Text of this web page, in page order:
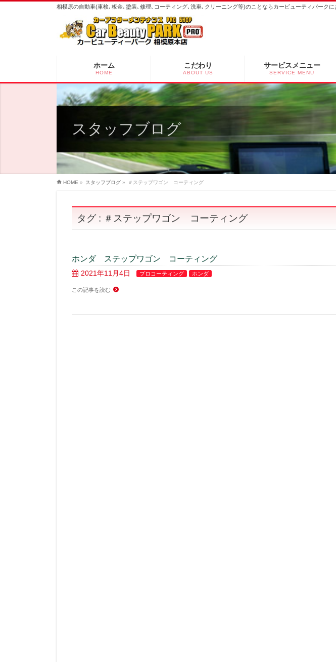
相模原の自動車(車検､板金､塗装､修理､コーティング､洗車､クリーニング等)のことならカービューティパークに
ホーム
HOME
こだわり
ABOUT US
サービスメニュー
SERVICE MENU
スタッフブログ
HOME » スタッフブログ » ＃ステップワゴン コーティング
タグ : ＃ステップワゴン コーティング
ホンダ ステップワゴン コーティング
2021年11月4日 プロコーティング ホンダ
この記事を読む